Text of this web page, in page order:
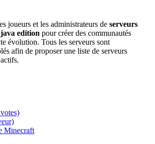
joueurs et les administrateurs de serveurs
edition pour créer des communautés
évolution. Tous les serveurs sont
afin de proposer une liste de serveurs
Minecraft